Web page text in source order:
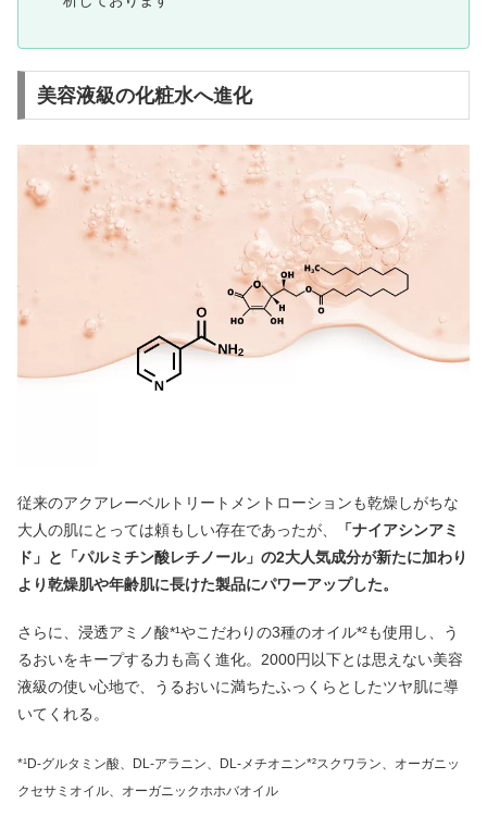
美容液級の化粧水へ進化
従来のアクアレーベルトリートメントローションも乾燥しがちな
大人の肌にとっては頼もしい存在であったが、
「ナイアシンアミ
ド」と「パルミチン酸レチノール」の2大人気成分が新たに加わり
より乾燥肌や年齢肌に長けた製品にパワーアップした。
さらに、浸透アミノ酸*¹やこだわりの3種のオイル*²も使用し、う
るおいをキープする力も高く進化。2000円以下とは思えない美容
液級の使い心地で、うるおいに満ちたふっくらとしたツヤ肌に導
いてくれる。
*¹D-グルタミン酸、DL-アラニン、DL-メチオニン*²スクワラン、オーガニッ
クセサミオイル、オーガニックホホバオイル